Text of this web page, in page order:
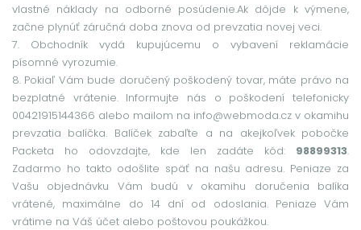
vlastné náklady na odborné posúdenie.Ak dôjde k výmene,
začne plynúť záručná doba znova od prevzatia novej veci.
7. Obchodník vydá kupujúcemu o vybavení reklamácie
písomné vyrozumie.
8. Pokiaľ Vám bude doručený poškodený tovar, máte právo na
bezplatné vrátenie. Informujte nás o poškodení telefonicky
00421915144366 alebo mailom na info@webmoda.cz v okamihu
prevzatia balíčka. Balíček zabaľte a na akejkoľvek pobočke
Packeta ho odovzdajte, kde len zadáte kód: 98899313.
Zadarmo ho takto odošlite späť na našu adresu. Peniaze za
Vašu objednávku Vám budú v okamihu doručenia balíka
vrátené, maximálne do 14 dní od odoslania. Peniaze Vám
vrátime na Váš účet alebo poštovou poukážkou.